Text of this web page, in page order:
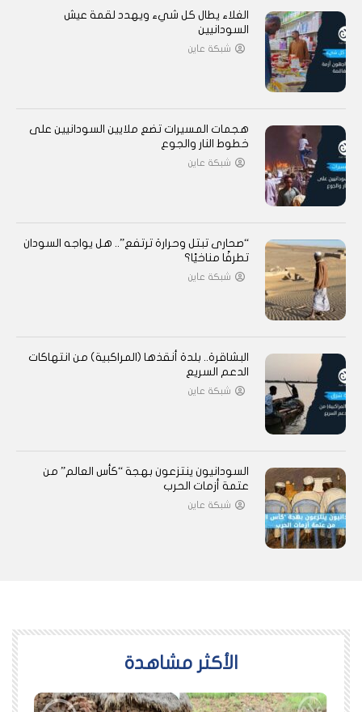
الغلاء يطال كل شيء ويهدد لقمة عيش
السودانيين
شبكة عاين
هجمات المسيرات تضع ملايين السودانيين على
خطوط النار والجوع
شبكة عاين
“صحارى تبتل وحرارة ترتفع”.. هل يواجه السودان
تطرفًا مناخيًا؟
شبكة عاين
البشاقرة.. بلدة أنقذها (المراكبية) من انتهاكات
الدعم السريع
شبكة عاين
السودانيون ينتزعون بهجة “كأس العالم” من
عتمة أزمات الحرب
شبكة عاين
اﻷكثر مشاهدة